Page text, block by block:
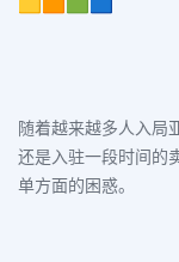
随着越来越多人入局
还是入驻一段时间的
单方面的困惑。